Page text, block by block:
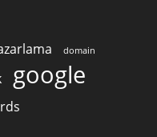
domain
google